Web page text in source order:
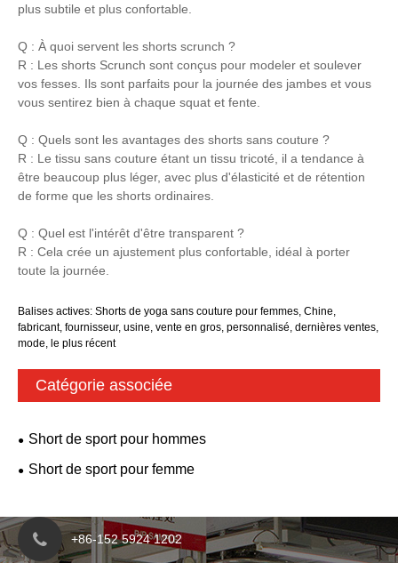
plus subtile et plus confortable.
Q : À quoi servent les shorts scrunch ?
R : Les shorts Scrunch sont conçus pour modeler et soulever
vos fesses. Ils sont parfaits pour la journée des jambes et vous
vous sentirez bien à chaque squat et fente.
Q : Quels sont les avantages des shorts sans couture ?
R : Le tissu sans couture étant un tissu tricoté, il a tendance à
être beaucoup plus léger, avec plus d'élasticité et de rétention
de forme que les shorts ordinaires.
Q : Quel est l'intérêt d'être transparent ?
R : Cela crée un ajustement plus confortable, idéal à porter
toute la journée.
Balises actives: Shorts de yoga sans couture pour femmes, Chine,
fabricant, fournisseur, usine, vente en gros, personnalisé, dernières ventes,
mode, le plus récent
Catégorie associée
Short de sport pour hommes
Short de sport pour femme
+86-152 5924 1202